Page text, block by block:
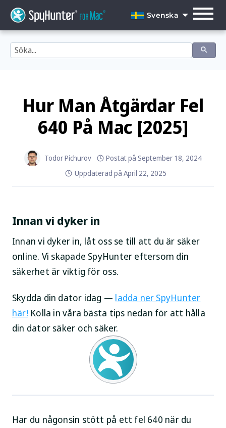
content
Svenska
English
Français
Italiano
Nederlands
Norsk
Hur Man Åtgärdar Fel
640 På Mac [2025]
Todor Pichurov Postat på September 18, 2024
Uppdaterad på April 22, 2025
Innan vi dyker in
Innan vi dyker in, låt oss se till att du är säker
online. Vi skapade SpyHunter eftersom din
säkerhet är viktig för oss.
Skydda din dator idag — ladda ner SpyHunter
här! Kolla in våra bästa tips nedan för att hålla
din dator säker och säker.
Har du någonsin stött på ett fel 640 när du